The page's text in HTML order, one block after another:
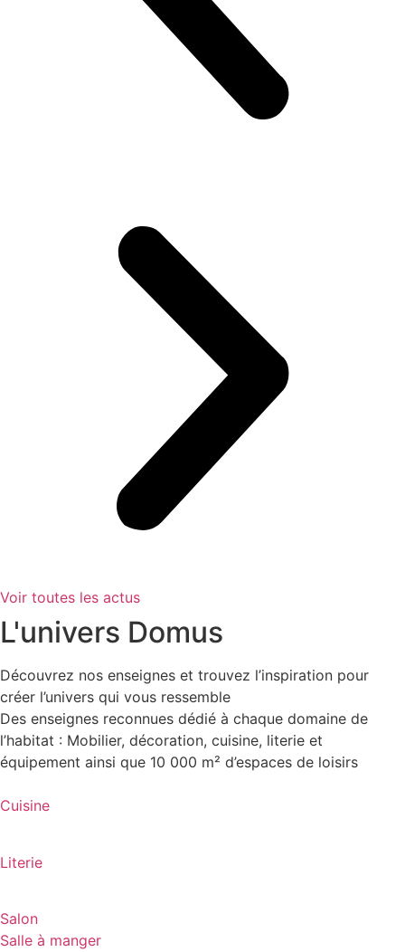
Voir toutes les actus
L'univers Domus
Découvrez nos enseignes et trouvez l’inspiration pour
créer l’univers qui vous ressemble
Des enseignes reconnues dédié à chaque domaine de
l’habitat : Mobilier, décoration, cuisine, literie et
équipement ainsi que 10 000 m² d’espaces de loisirs
Cuisine
Literie
Salon
Salle à manger